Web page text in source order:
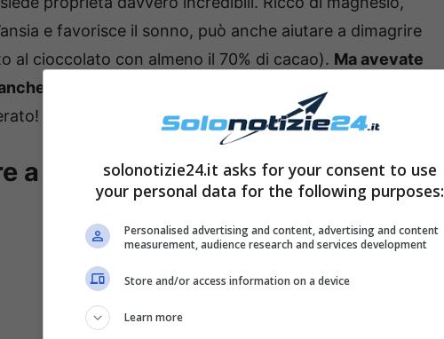
e favorisce il sonno, può anche aiutare a dimagrire
al cioccolato con almeno il 70% di cacao). Ma avevate
aiutare a sbiancare i denti?
Ecco come fare per
a sbiancare i denti
solonotizie24.it asks for your consent to use
your personal data for the following purposes:
Personalised advertising and content, advertising and content
measurement, audience research and services development
Store and/or access information on a device
Learn more